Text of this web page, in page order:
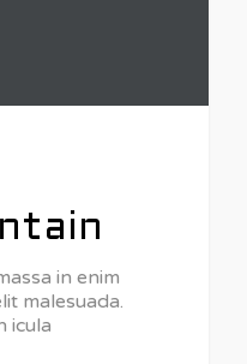
in enim
malesuada.
icula
À propos